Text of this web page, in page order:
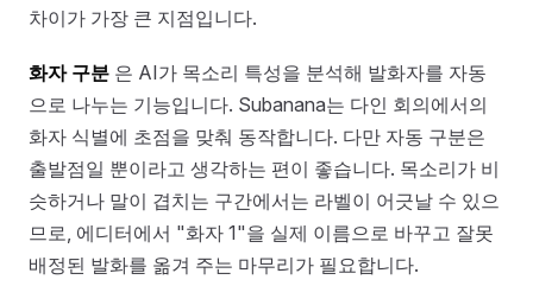
차이가 가장 큰 지점입니다.
화자 구분 은 AI가 목소리 특성을 분석해 발화자를 자동
으로 나누는 기능입니다. Subanana는 다인 회의에서의
화자 식별에 초점을 맞춰 동작합니다. 다만 자동 구분은
출발점일 뿐이라고 생각하는 편이 좋습니다. 목소리가 비
슷하거나 말이 겹치는 구간에서는 라벨이 어긋날 수 있으
므로, 에디터에서 "화자 1"을 실제 이름으로 바꾸고 잘못
배정된 발화를 옮겨 주는 마무리가 필요합니다.